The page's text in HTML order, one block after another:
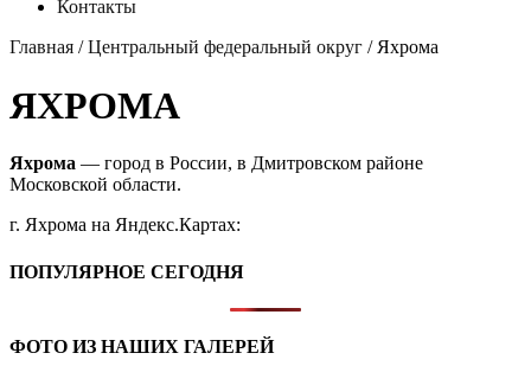
Контакты
Главная /Центральный федеральный округ / Яхрома
ЯХРОМА
Яхрома — город в России, в Дмитровском районе
Московской области.
г. Яхрома на Яндекс.Картах:
ПОПУЛЯРНОЕ СЕГОДНЯ
ФОТО ИЗ НАШИХ ГАЛЕРЕЙ